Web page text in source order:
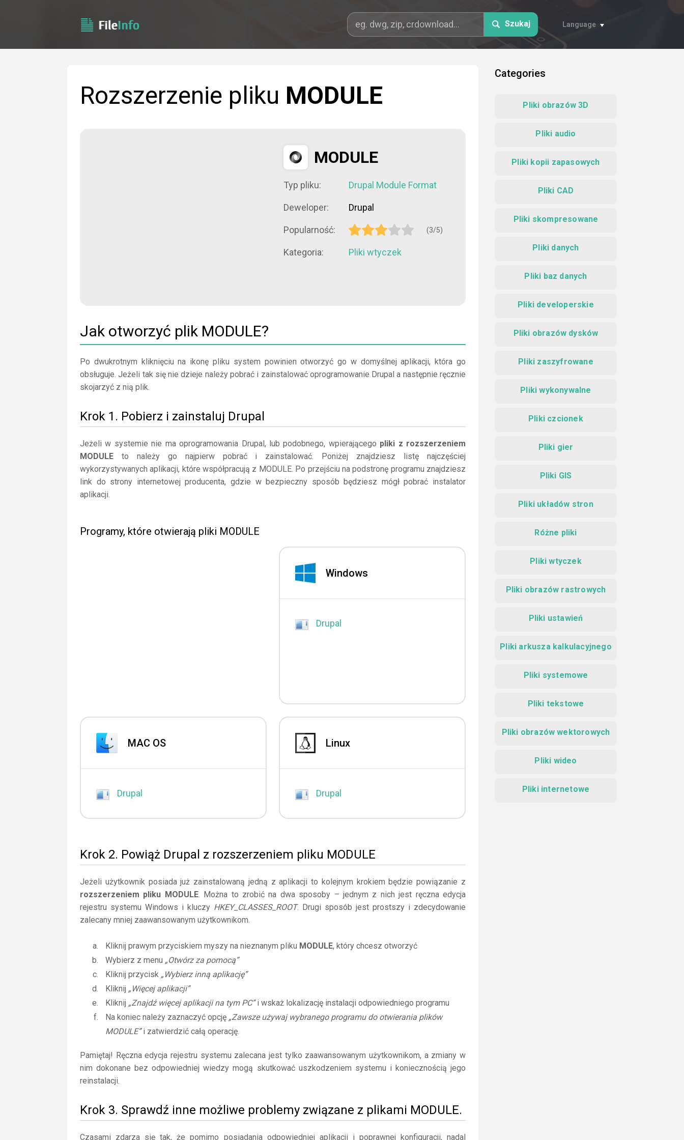
Szukaj Language
Rozszerzenie pliku MODULE
MODULE
Typ pliku: Drupal Module Format
Deweloper: Drupal
Popularność: (3/5)
Kategoria: Pliki wtyczek
Jak otworzyć plik MODULE?
Po dwukrotnym kliknięciu na ikonę pliku system powinien otworzyć go w domyślnej aplikacji, która go
obsługuje. Jeżeli tak się nie dzieje należy pobrać i zainstalować oprogramowanie Drupal a następnie ręcznie
skojarzyć z nią plik.
Krok 1. Pobierz i zainstaluj Drupal
Jeżeli w systemie nie ma oprogramowania Drupal, lub podobnego, wpierającego pliki z rozszerzeniem
MODULE to należy go najpierw pobrać i zainstalować. Poniżej znajdziesz listę najczęściej
wykorzystywanych aplikacji, które współpracują z MODULE. Po przejściu na podstronę programu znajdziesz
link do strony internetowej producenta, gdzie w bezpieczny sposób będziesz mógł pobrać instalator
aplikacji.
Programy, które otwierają pliki MODULE
Windows
Drupal
MAC OS
Drupal
Linux
Drupal
Krok 2. Powiąż Drupal z rozszerzeniem pliku MODULE
Jeżeli użytkownik posiada już zainstalowaną jedną z aplikacji to kolejnym krokiem będzie powiązanie z
rozszerzeniem pliku MODULE. Można to zrobić na dwa sposoby – jednym z nich jest ręczna edycja
rejestru systemu Windows i kluczy HKEY_CLASSES_ROOT. Drugi sposób jest prostszy i zdecydowanie
zalecany mniej zaawansowanym użytkownikom.
Kliknij prawym przyciskiem myszy na nieznanym pliku MODULE, który chcesz otworzyć
Wybierz z menu „Otwórz za pomocą”
Kliknij przycisk „Wybierz inną aplikację”
Kliknij „Więcej aplikacji”
Kliknij „Znajdź więcej aplikacji na tym PC”i wskaż lokalizację instalacji odpowiedniego programu
Na koniec należy zaznaczyć opcję „Zawsze używaj wybranego programu do otwierania plików
MODULE”i zatwierdzić całą operację.
Pamiętaj! Ręczna edycja rejestru systemu zalecana jest tylko zaawansowanym użytkownikom, a zmiany w
nim dokonane bez odpowiedniej wiedzy mogą skutkować uszkodzeniem systemu i koniecznością jego
reinstalacji.
Krok 3. Sprawdź inne możliwe problemy związane z plikami MODULE.
Czasami zdarza się tak, że pomimo posiadania odpowiedniej aplikacji i poprawnej konfiguracji, nadal
Categories
Pliki obrazów 3D
Pliki audio
Pliki kopii zapasowych
Pliki CAD
Pliki skompresowane
Pliki danych
Pliki baz danych
Pliki developerskie
Pliki obrazów dysków
Pliki zaszyfrowane
Pliki wykonywalne
Pliki czcionek
Pliki gier
Pliki GIS
Pliki układów stron
Różne pliki
Pliki wtyczek
Pliki obrazów rastrowych
Pliki ustawień
Pliki arkusza kalkulacyjnego
Pliki systemowe
Pliki tekstowe
Pliki obrazów wektorowych
Pliki wideo
Pliki internetowe